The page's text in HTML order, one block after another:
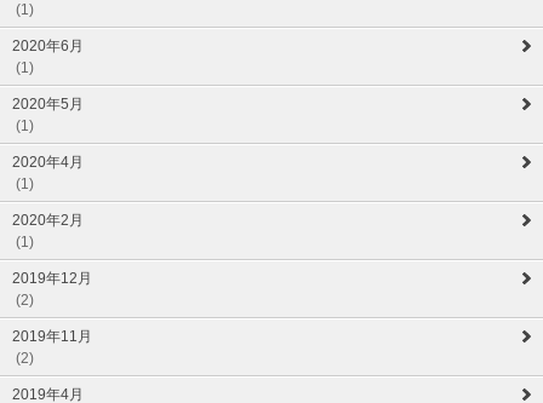
(1)
2020年6月
(1)
2020年5月
(1)
2020年4月
(1)
2020年2月
(1)
2019年12月
(2)
2019年11月
(2)
2019年4月